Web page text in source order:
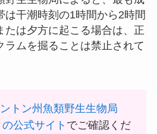
は干潮時刻の1時間から2時間
たは夕方に起こる場合は、正
ラムを掘ることは禁止されて
トン州魚類野生生物局
の公式サイト でご確認くだ